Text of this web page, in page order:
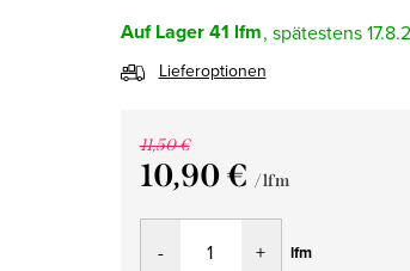
Auf Lager41 lfm
Lieferoptionen
11,50 €
10,90 € / lfm
Verkaufspreis:
lfm